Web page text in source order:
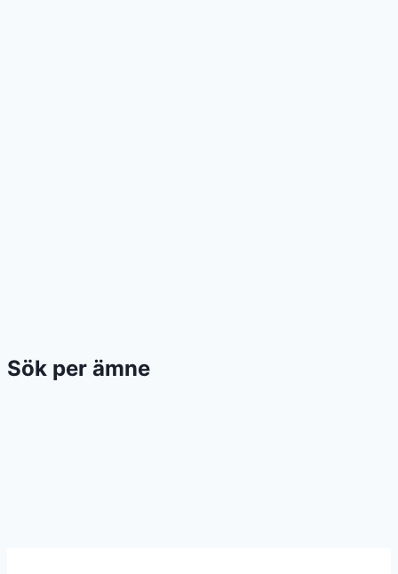
Sök per ämne